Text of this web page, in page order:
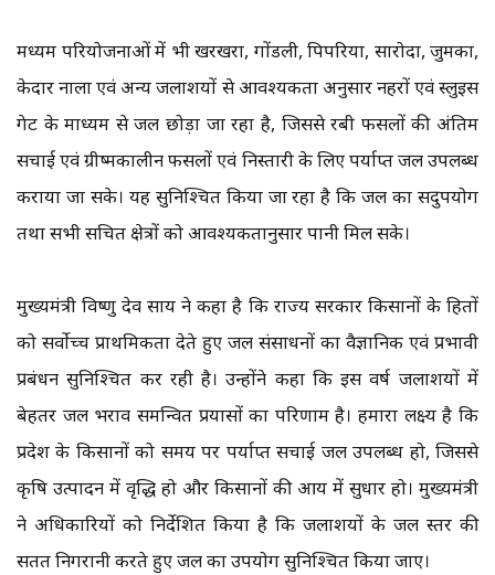
मध्यम परियोजनाओं में भी खरखरा, गोंडली, पिपरिया, सारोदा, जुमका,
केदार नाला एवं अन्य जलाशयों से आवश्यकता अनुसार नहरों एवं स्लुइस
गेट के माध्यम से जल छोड़ा जा रहा है, जिससे रबी फसलों की अंतिम
सिंचाई एवं ग्रीष्मकालीन फसलों एवं निस्तारी के लिए पर्याप्त जल उपलब्ध
कराया जा सके। यह सुनिश्चित किया जा रहा है कि जल का सदुपयोग
तथा सभी सिंचित क्षेत्रों को आवश्यकतानुसार पानी मिल सके।
मुख्यमंत्री विष्णु देव साय ने कहा है कि राज्य सरकार किसानों के हितों
को सर्वाेच्च प्राथमिकता देते हुए जल संसाधनों का वैज्ञानिक एवं प्रभावी
प्रबंधन सुनिश्चित कर रही है। उन्होंने कहा कि इस वर्ष जलाशयों में
बेहतर जल भराव समन्वित प्रयासों का परिणाम है। हमारा लक्ष्य है कि
प्रदेश के किसानों को समय पर पर्याप्त सिंचाई जल उपलब्ध हो, जिससे
कृषि उत्पादन में वृद्धि हो और किसानों की आय में सुधार हो। मुख्यमंत्री
ने अधिकारियों को निर्देशित किया है कि जलाशयों के जल स्तर की
सतत निगरानी करते हुए जल का उपयोग सुनिश्चित किया जाए।